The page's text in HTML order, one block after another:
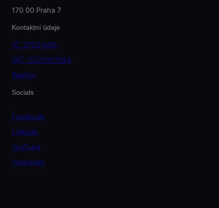
170 00 Praha 7
Kontaktní údaje
IČ: 27921565
DIČ: CZ27921565
Telefon
Socials
Facebook
Linkedin
YouTube
Instagram